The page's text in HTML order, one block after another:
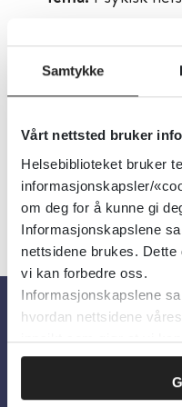
Samtykke
Vårt nettsted bruker
Helsebiblioteket bruker
informasjonskapsler/
om deg for å kunne gi
Informasjonskapslene
nettsidene brukes.
vi kan forbedre oss.
Informasjonskapslene
hvordan nettsidene
innsikt som gjør at vi
Dokumenttype:
Utgiver:Norsk
Om oss
Om